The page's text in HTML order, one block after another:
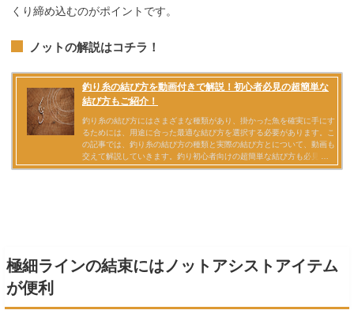
くり締め込むのがポイントです。
ノットの解説はコチラ！
極細ラインの結束にはノットアシストアイテム
が便利